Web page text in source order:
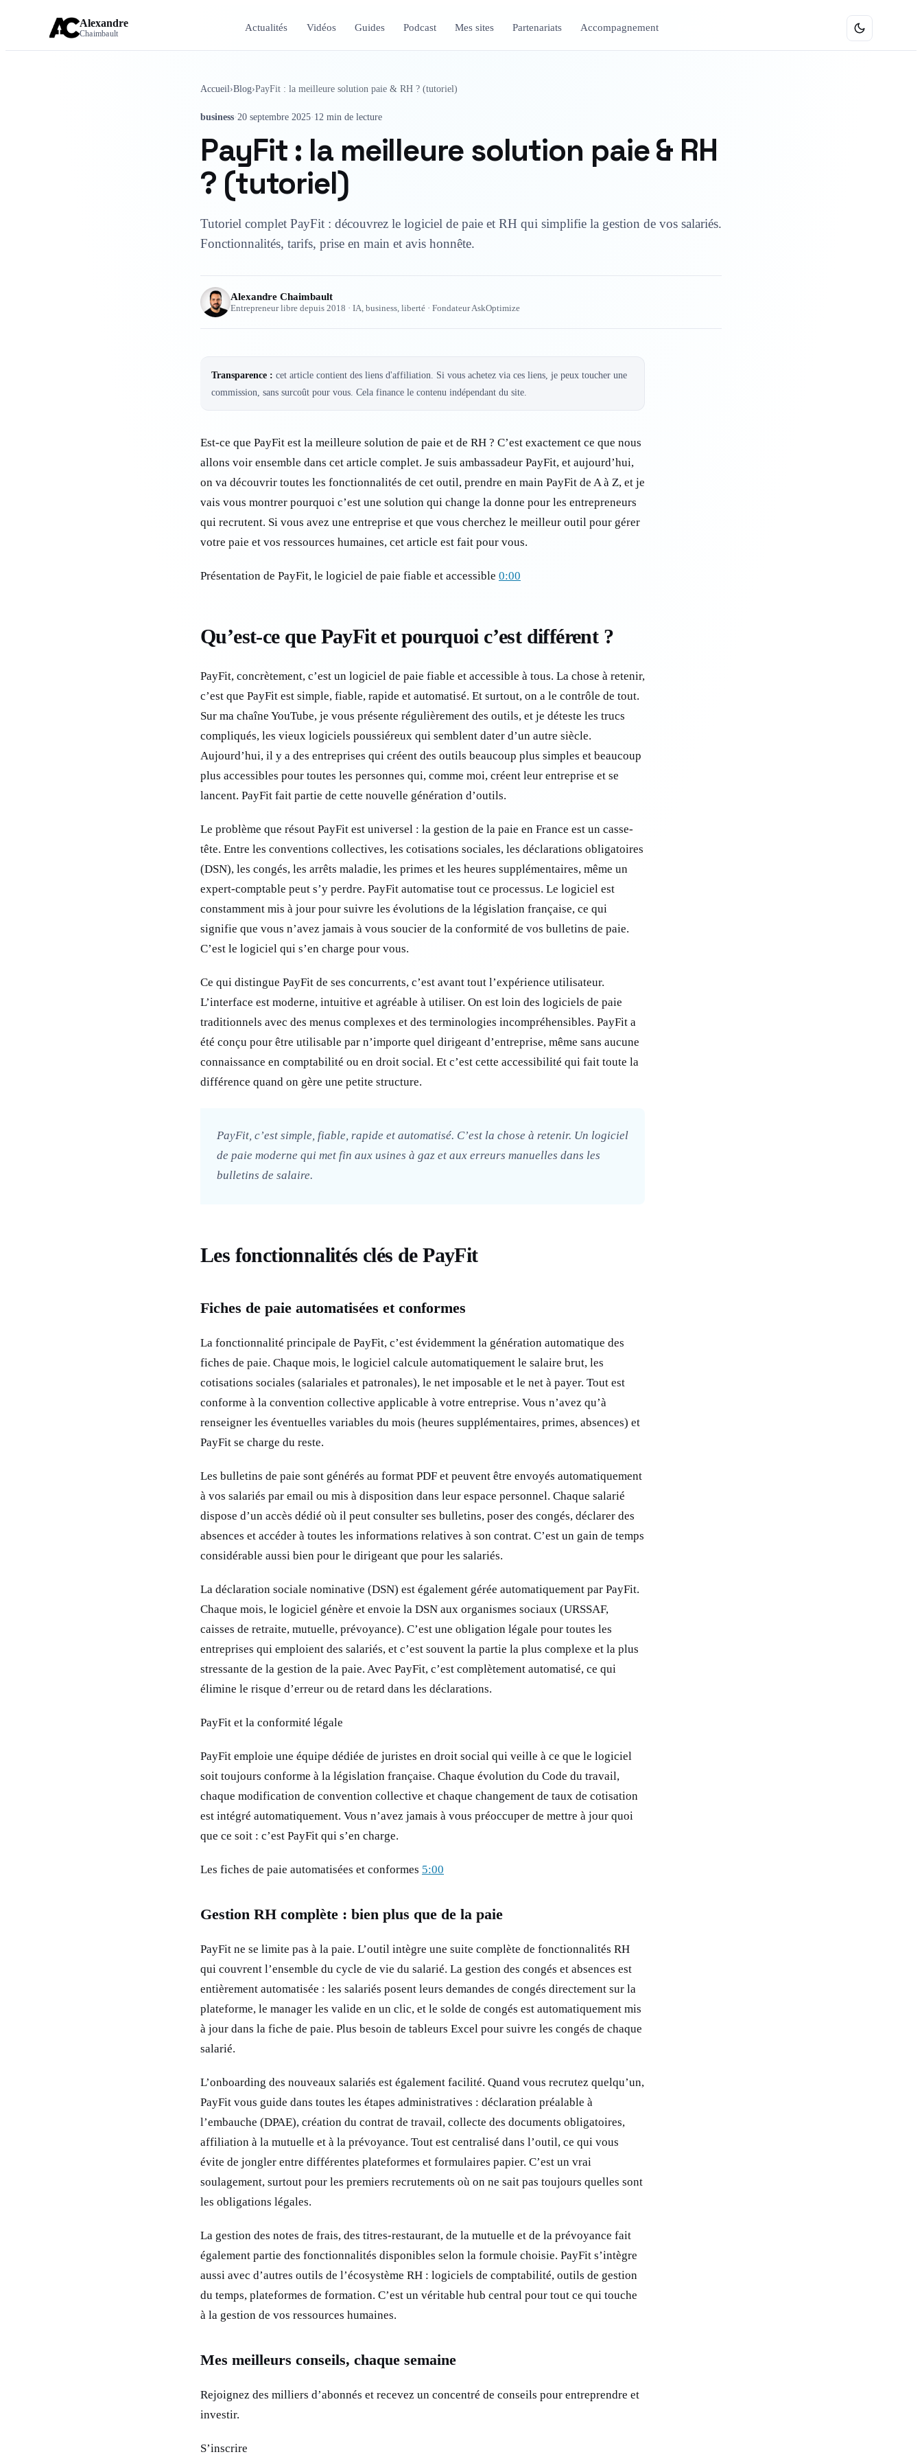
Alexandre
Chaimbault
Actualités Vidéos Guides Podcast Mes sites Partenariats Accompagnement
Accueil›Blog›PayFit : la meilleure solution paie & RH ? (tutoriel)
business·20 septembre 2025·12 min de lecture
PayFit : la meilleure solution paie & RH
? (tutoriel)
Tutoriel complet PayFit : découvrez le logiciel de paie et RH qui simplifie la gestion de vos salariés.
Fonctionnalités, tarifs, prise en main et avis honnête.
Alexandre Chaimbault
Entrepreneur libre depuis 2018 · IA, business, liberté · Fondateur AskOptimize
Transparence : cet article contient des liens d'affiliation. Si vous achetez via ces liens, je peux toucher une
commission, sans surcoût pour vous. Cela finance le contenu indépendant du site.
Est-ce que PayFit est la meilleure solution de paie et de RH ? C’est exactement ce que nous
allons voir ensemble dans cet article complet. Je suis ambassadeur PayFit, et aujourd’hui,
on va découvrir toutes les fonctionnalités de cet outil, prendre en main PayFit de A à Z, et je
vais vous montrer pourquoi c’est une solution qui change la donne pour les entrepreneurs
qui recrutent. Si vous avez une entreprise et que vous cherchez le meilleur outil pour gérer
votre paie et vos ressources humaines, cet article est fait pour vous.
Présentation de PayFit, le logiciel de paie fiable et accessible 0:00
Qu’est-ce que PayFit et pourquoi c’est différent ?
PayFit, concrètement, c’est un logiciel de paie fiable et accessible à tous. La chose à retenir,
c’est que PayFit est simple, fiable, rapide et automatisé. Et surtout, on a le contrôle de tout.
Sur ma chaîne YouTube, je vous présente régulièrement des outils, et je déteste les trucs
compliqués, les vieux logiciels poussiéreux qui semblent dater d’un autre siècle.
Aujourd’hui, il y a des entreprises qui créent des outils beaucoup plus simples et beaucoup
plus accessibles pour toutes les personnes qui, comme moi, créent leur entreprise et se
lancent. PayFit fait partie de cette nouvelle génération d’outils.
Le problème que résout PayFit est universel : la gestion de la paie en France est un casse-
tête. Entre les conventions collectives, les cotisations sociales, les déclarations obligatoires
(DSN), les congés, les arrêts maladie, les primes et les heures supplémentaires, même un
expert-comptable peut s’y perdre. PayFit automatise tout ce processus. Le logiciel est
constamment mis à jour pour suivre les évolutions de la législation française, ce qui
signifie que vous n’avez jamais à vous soucier de la conformité de vos bulletins de paie.
C’est le logiciel qui s’en charge pour vous.
Ce qui distingue PayFit de ses concurrents, c’est avant tout l’expérience utilisateur.
L’interface est moderne, intuitive et agréable à utiliser. On est loin des logiciels de paie
traditionnels avec des menus complexes et des terminologies incompréhensibles. PayFit a
été conçu pour être utilisable par n’importe quel dirigeant d’entreprise, même sans aucune
connaissance en comptabilité ou en droit social. Et c’est cette accessibilité qui fait toute la
différence quand on gère une petite structure.
PayFit, c’est simple, fiable, rapide et automatisé. C’est la chose à retenir. Un logiciel
de paie moderne qui met fin aux usines à gaz et aux erreurs manuelles dans les
bulletins de salaire.
Les fonctionnalités clés de PayFit
Fiches de paie automatisées et conformes
La fonctionnalité principale de PayFit, c’est évidemment la génération automatique des
fiches de paie. Chaque mois, le logiciel calcule automatiquement le salaire brut, les
cotisations sociales (salariales et patronales), le net imposable et le net à payer. Tout est
conforme à la convention collective applicable à votre entreprise. Vous n’avez qu’à
renseigner les éventuelles variables du mois (heures supplémentaires, primes, absences) et
PayFit se charge du reste.
Les bulletins de paie sont générés au format PDF et peuvent être envoyés automatiquement
à vos salariés par email ou mis à disposition dans leur espace personnel. Chaque salarié
dispose d’un accès dédié où il peut consulter ses bulletins, poser des congés, déclarer des
absences et accéder à toutes les informations relatives à son contrat. C’est un gain de temps
considérable aussi bien pour le dirigeant que pour les salariés.
La déclaration sociale nominative (DSN) est également gérée automatiquement par PayFit.
Chaque mois, le logiciel génère et envoie la DSN aux organismes sociaux (URSSAF,
caisses de retraite, mutuelle, prévoyance). C’est une obligation légale pour toutes les
entreprises qui emploient des salariés, et c’est souvent la partie la plus complexe et la plus
stressante de la gestion de la paie. Avec PayFit, c’est complètement automatisé, ce qui
élimine le risque d’erreur ou de retard dans les déclarations.
PayFit et la conformité légale
PayFit emploie une équipe dédiée de juristes en droit social qui veille à ce que le logiciel
soit toujours conforme à la législation française. Chaque évolution du Code du travail,
chaque modification de convention collective et chaque changement de taux de cotisation
est intégré automatiquement. Vous n’avez jamais à vous préoccuper de mettre à jour quoi
que ce soit : c’est PayFit qui s’en charge.
Les fiches de paie automatisées et conformes 5:00
Gestion RH complète : bien plus que de la paie
PayFit ne se limite pas à la paie. L’outil intègre une suite complète de fonctionnalités RH
qui couvrent l’ensemble du cycle de vie du salarié. La gestion des congés et absences est
entièrement automatisée : les salariés posent leurs demandes de congés directement sur la
plateforme, le manager les valide en un clic, et le solde de congés est automatiquement mis
à jour dans la fiche de paie. Plus besoin de tableurs Excel pour suivre les congés de chaque
salarié.
L’onboarding des nouveaux salariés est également facilité. Quand vous recrutez quelqu’un,
PayFit vous guide dans toutes les étapes administratives : déclaration préalable à
l’embauche (DPAE), création du contrat de travail, collecte des documents obligatoires,
affiliation à la mutuelle et à la prévoyance. Tout est centralisé dans l’outil, ce qui vous
évite de jongler entre différentes plateformes et formulaires papier. C’est un vrai
soulagement, surtout pour les premiers recrutements où on ne sait pas toujours quelles sont
les obligations légales.
La gestion des notes de frais, des titres-restaurant, de la mutuelle et de la prévoyance fait
également partie des fonctionnalités disponibles selon la formule choisie. PayFit s’intègre
aussi avec d’autres outils de l’écosystème RH : logiciels de comptabilité, outils de gestion
du temps, plateformes de formation. C’est un véritable hub central pour tout ce qui touche
à la gestion de vos ressources humaines.
Mes meilleurs conseils, chaque semaine
Rejoignez des milliers d’abonnés et recevez un concentré de conseils pour entreprendre et
investir.
S’inscrire